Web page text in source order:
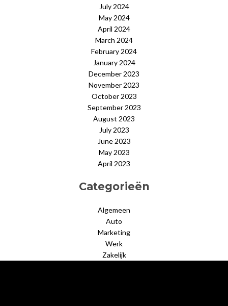
July 2024
May 2024
April 2024
March 2024
February 2024
January 2024
December 2023
November 2023
October 2023
September 2023
August 2023
July 2023
June 2023
May 2023
April 2023
Categorieën
Algemeen
Auto
Marketing
Werk
Zakelijk